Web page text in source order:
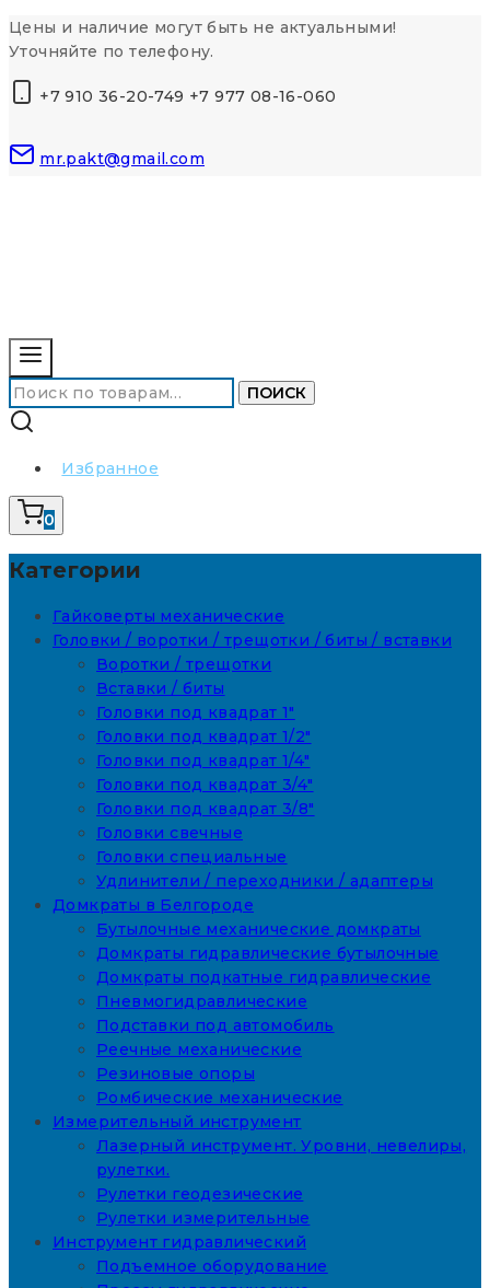
Перейти
к
Цены и наличие могут быть не актуальными!
Уточняйте по телефону.
+7 910 36-20-749 +7 977 08-16-060
mr.pakt@gmail.com
Искать: ПОИСК
Избранное
0
Категории
Гайковерты механические
Головки / воротки / трещотки / биты / вставки
Воротки / трещотки
Вставки / биты
Головки под квадрат 1"
Головки под квадрат 1/2"
Головки под квадрат 1/4"
Головки под квадрат 3/4"
Головки под квадрат 3/8"
Головки свечные
Головки специальные
Удлинители / переходники / адаптеры
Домкраты в Белгороде
Бутылочные механические домкраты
Домкраты гидравлические бутылочные
Домкраты подкатные гидравлические
Пневмогидравлические
Подставки под автомобиль
Реечные механические
Резиновые опоры
Ромбические механические
Измерительный инструмент
Лазерный инструмент. Уровни, невелиры,
рулетки.
Рулетки геодезические
Рулетки измерительные
Инструмент гидравлический
Подъемное оборудование